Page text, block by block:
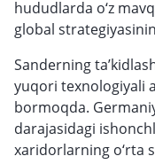
hududlarda o‘z
global
Sanderning
yuqori texnologiyali
bormoqda.
darajasidagi
xaridorlarning o‘rta